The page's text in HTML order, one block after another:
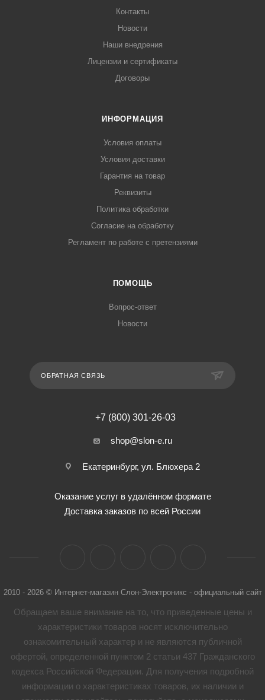
Контакты
Новости
Наши внедрения
Лицензии и сертификаты
Договоры
ИНФОРМАЦИЯ
Условия оплаты
Условия доставки
Гарантия на товар
Реквизиты
Политика обработки
Согласие на обработку
Регламент по работе с претензиями
ПОМОЩЬ
Вопрос-ответ
Новости
ОБРАТНАЯ СВЯЗЬ
+7 (800) 301-26-03
shop@slon-e.ru
Екатеринбург, ул. Блюхера 2
Оказание услуг в удалённом формате
Доставка заказов по всей России
2010 - 2026 © Интернет-магазин Слон-Электроникс - официальный сайт
Обращаем ваше внимание на то, что приведенные цены и
характеристики товaров носят исключительно
ознакомительный характер и не являются публичной
офертой, определенной пунктом 2 статьи 437 Гражданского
кодекса Российской Федерации. Для получения подробной
информации о характеристиках товaров, их наличии и